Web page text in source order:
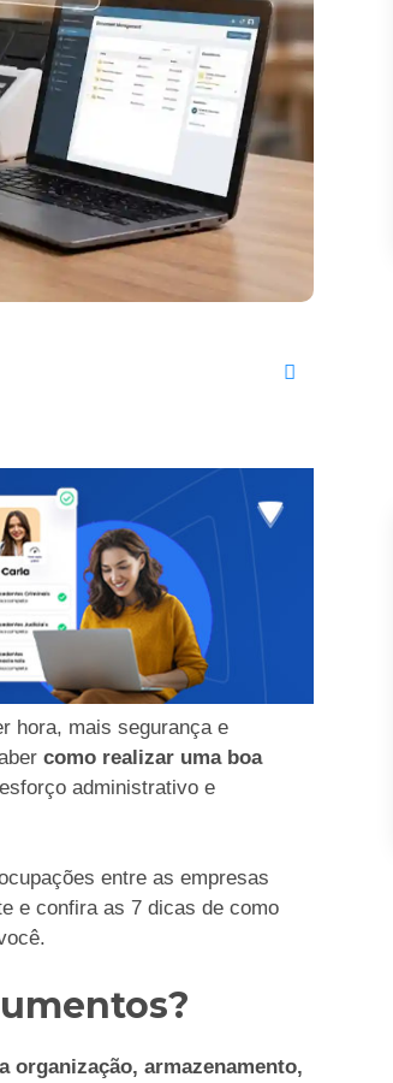
hora, mais segurança e
como realizar uma boa
administrativo e
entre as empresas
e confira as 7 dicas de como
organização, armazenamento,